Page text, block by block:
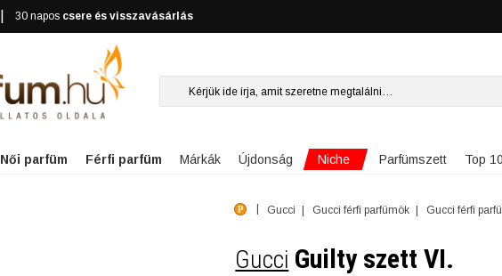
30 napos csere és visszavásárlás
Női parfüm Férfi parfüm Márkák Újdonság Niche Parfümszett Top 10
Gucci Gucci férfi parfümök Gucci férfi
Gucci Guilty szett VI.